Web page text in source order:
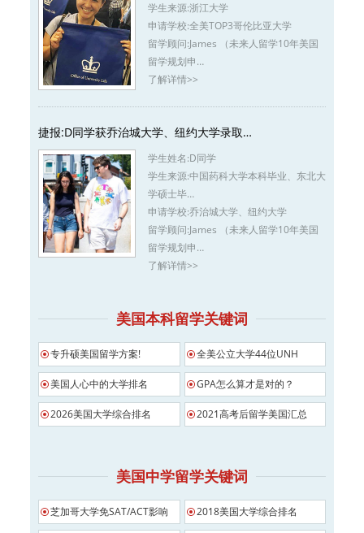
学生来源:浙江大学
申请学校:全美TOP3哥伦比亚大学
留学顾问:James （未来人留学10年美国
留学规划申…
了解详情>>
捷报:D同学获乔治城大学、纽约大学录取…
学生姓名:D同学
学生来源:中国药科大学本科毕业、东北大
学硕士毕…
申请学校:乔治城大学、纽约大学
留学顾问:James （未来人留学10年美国
留学规划申…
了解详情>>
美国本科留学关键词
专升硕美国留学方案! 全美公立大学44位UNH
美国人心中的大学排名 GPA怎么算才是对的？
2026美国大学综合排名 2021高考后留学美国汇总
美国中学留学关键词
芝加哥大学免SAT/ACT影响 2018美国大学综合排名